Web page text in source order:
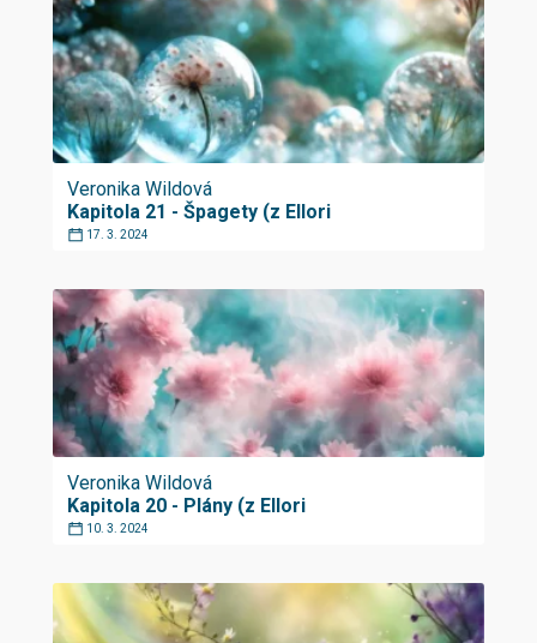
Veronika Wildová
Kapitola 21 - Špagety (z Ellori
17. 3. 2024
Veronika Wildová
Kapitola 20 - Plány (z Ellori
10. 3. 2024